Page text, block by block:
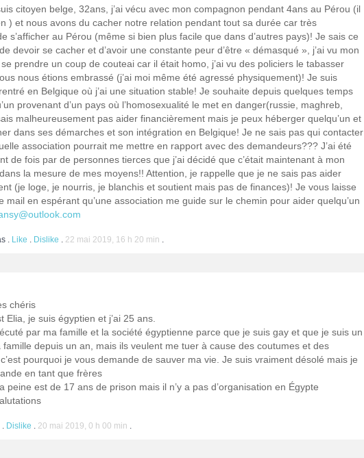
citoyen belge, 32ans, j’ai vécu avec mon compagnon pendant 4ans au Pérou (il
) et nous avons du cacher notre relation pendant tout sa durée car très
s’afficher au Pérou (même si bien plus facile que dans d’autres pays)! Je sais ce
devoir se cacher et d’avoir une constante peur d’être « démasqué », j’ai vu mon
prendre un coup de couteai car il était homo, j’ai vu des policiers le tabasser
nous étions embrassé (j’ai moi même été agressé physiquement)! Je suis
en Belgique où j’ai une situation stable! Je souhaite depuis quelques temps
provenant d’un pays où l’homosexualité le met en danger(russie, maghreb,
malheureusement pas aider financièrement mais je peux héberger quelqu’un et
dans ses démarches et son intégration en Belgique! Je ne sais pas qui contacter
association pourrait me mettre en rapport avec des demandeurs??? J’ai été
de fois par de personnes tierces que j’ai décidé que c’était maintenant à mon
la mesure de mes moyens!! Attention, je rappelle que je ne sais pas aider
(je loge, je nourris, je blanchis et soutient mais pas de finances)! Je vous laisse
mail en espérant qu’une association me guide sur le chemin pour aider quelqu’un
. Like . Dislike . 22 mai 2019, 16 h 20 min .
chéris
Elia, je suis égyptien et j’ai 25 ans.
par ma famille et la société égyptienne parce que je suis gay et que je suis un
famille depuis un an, mais ils veulent me tuer à cause des coutumes et des
pourquoi je vous demande de sauver ma vie. Je suis vraiment désolé mais je
en tant que frères
peine est de 17 ans de prison mais il n’y a pas d’organisation en Égypte
. Dislike . 20 mai 2019, 0 h 00 min .